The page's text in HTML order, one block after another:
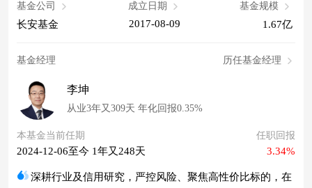
基金公司
长安基金
成立日期
2017-08-09
基金规模
1.67亿
基金经理 历任基金经理
李坤
从业3年又309天 年化回报0.35%
本基金当前任期
2024-12-06至今 1年又248天
任职回报
3.34%
深耕行业及信用研究，严控风险、聚焦高性价比标的，在